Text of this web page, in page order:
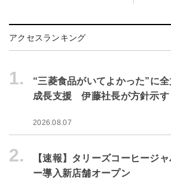
アクセスランキング
1.
“三菱食品がいてよかった”に
成長支援 伊藤社長が方針示す
2026.08.07
2.
【速報】タリーズコーヒージ
ー導入新店舗オープン